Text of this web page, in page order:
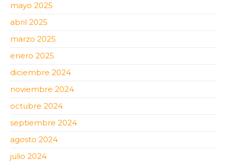
mayo 2025
abril 2025
marzo 2025
enero 2025
diciembre 2024
noviembre 2024
octubre 2024
septiembre 2024
agosto 2024
julio 2024